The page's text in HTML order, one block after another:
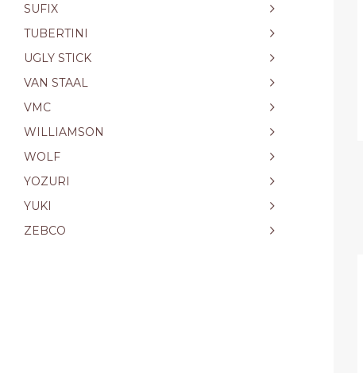
SUFIX
TUBERTINI
UGLY STICK
VAN STAAL
VMC
WILLIAMSON
WOLF
YOZURI
YUKI
ZEBCO